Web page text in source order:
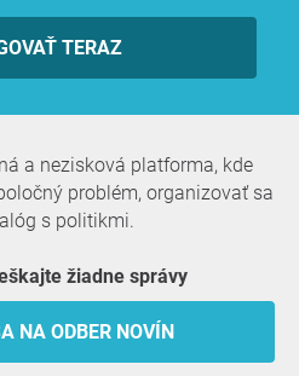
TERAZ
a nezisková platforma, kde
problém, organizovať sa
s politikmi.
žiadne správy
NA ODBER NOVÍN